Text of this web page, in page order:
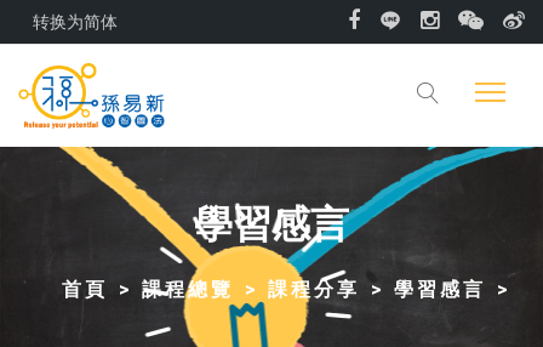
转换为简体
學習感言
首頁 課程總覽 課程分享 學習感言